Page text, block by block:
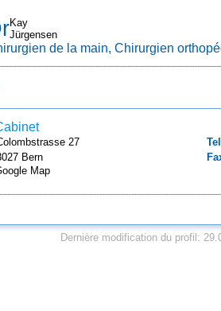
prise de rendez-vous en ligne
Kay
Jürgensen
de la main, Chirurgien
27
Bern
Map
Dernière modification du profil: